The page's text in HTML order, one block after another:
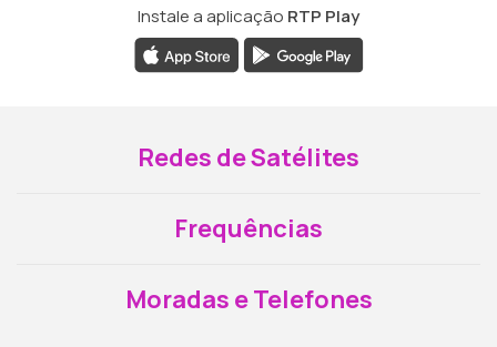
Instale a aplicação RTP Play
Redes de Satélites
Frequências
Moradas e Telefones